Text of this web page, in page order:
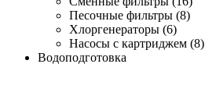
Песочные фильтры (8)
Хлоргенераторы (6)
Насосы с картриджем (8)
Водоподготовка